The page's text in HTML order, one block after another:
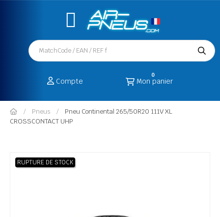
Compte Mon panier
0
Pneus
Pneu Continental 265/50R20 111V XL
CROSSCONTACT UHP
RUPTURE DE STOCK